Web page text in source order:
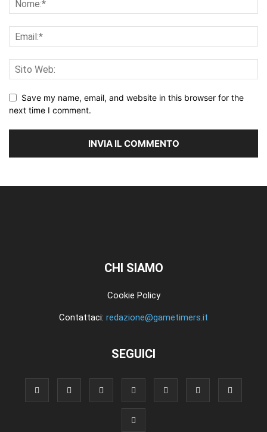
Save my name, email, and website in this browser for the
next time I comment.
CHI SIAMO
Cookie Policy
Contattaci: redazione@gametimers.it
SEGUICI